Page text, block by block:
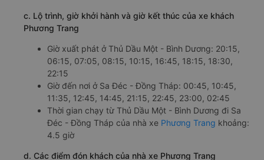
c. Lộ trình, giờ khởi hành và giờ kết thúc của xe khách
Phương Trang
Giờ xuất phát ở Thủ Dầu Một - Bình Dương: 20:15,
06:15, 07:05, 08:15, 10:15, 16:45, 18:15, 18:30,
22:15
Giờ đến nơi ở Sa Đéc - Đồng Tháp: 00:45, 10:45,
11:35, 12:45, 14:45, 21:15, 22:45, 23:00, 02:45
Thời gian chạy từ Thủ Dầu Một - Bình Dương đi Sa
Đéc - Đồng Tháp của nhà xe Phương Trang khoảng:
4.5 giờ
d. Các điểm đón khách của nhà xe Phương Trang